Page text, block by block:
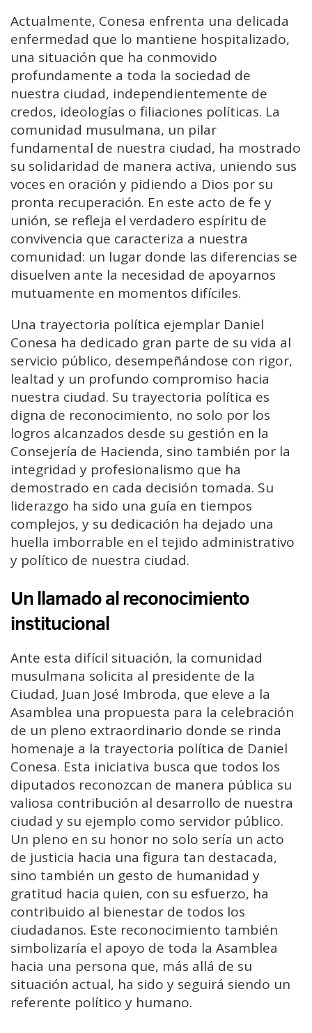
Actualmente, Conesa enfrenta una delicada
enfermedad que lo mantiene hospitalizado,
una situación que ha conmovido
profundamente a toda la sociedad de
nuestra ciudad, independientemente de
credos, ideologías o filiaciones políticas. La
comunidad musulmana, un pilar
fundamental de nuestra ciudad, ha mostrado
su solidaridad de manera activa, uniendo sus
voces en oración y pidiendo a Dios por su
pronta recuperación. En este acto de fe y
unión, se refleja el verdadero espíritu de
convivencia que caracteriza a nuestra
comunidad: un lugar donde las diferencias se
disuelven ante la necesidad de apoyarnos
mutuamente en momentos difíciles.
Una trayectoria política ejemplar Daniel
Conesa ha dedicado gran parte de su vida al
servicio público, desempeñándose con rigor,
lealtad y un profundo compromiso hacia
nuestra ciudad. Su trayectoria política es
digna de reconocimiento, no solo por los
logros alcanzados desde su gestión en la
Consejería de Hacienda, sino también por la
integridad y profesionalismo que ha
demostrado en cada decisión tomada. Su
liderazgo ha sido una guía en tiempos
complejos, y su dedicación ha dejado una
huella imborrable en el tejido administrativo
y político de nuestra ciudad.
Un llamado al reconocimiento
institucional
Ante esta difícil situación, la comunidad
musulmana solicita al presidente de la
Ciudad, Juan José Imbroda, que eleve a la
Asamblea una propuesta para la celebración
de un pleno extraordinario donde se rinda
homenaje a la trayectoria política de Daniel
Conesa. Esta iniciativa busca que todos los
diputados reconozcan de manera pública su
valiosa contribución al desarrollo de nuestra
ciudad y su ejemplo como servidor público.
Un pleno en su honor no solo sería un acto
de justicia hacia una figura tan destacada,
sino también un gesto de humanidad y
gratitud hacia quien, con su esfuerzo, ha
contribuido al bienestar de todos los
ciudadanos. Este reconocimiento también
simbolizaría el apoyo de toda la Asamblea
hacia una persona que, más allá de su
situación actual, ha sido y seguirá siendo un
referente político y humano.